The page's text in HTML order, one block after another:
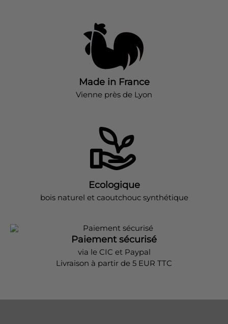
Made in France
Vienne près de Lyon
Ecologique
bois naturel et caoutchouc synthétique
Paiement sécurisé
via le CIC et Paypal
Livraison à partir de 5 EUR TTC